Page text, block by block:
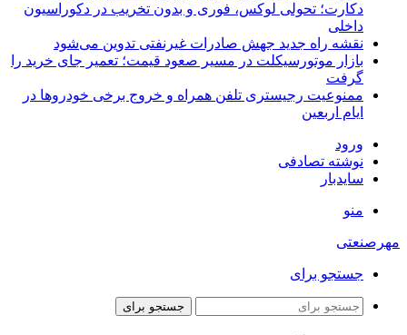
دکارت؛ تحولی لوکس، فوری و بدون تخریب در دکوراسیون
داخلی
نقشه راه جدید جهش صادرات غیرنفتی تدوین می‌شود
بازار موتورسیکلت در مسیر صعود قیمت؛ تعمیر جای خرید را
گرفت
ممنوعیت رجیستری تلفن همراه و خروج برخی خودروها در
ایام اربعین
ورود
نوشته تصادفی
سایدبار
منو
مهرصنعتی
جستجو برای
جستجو برای